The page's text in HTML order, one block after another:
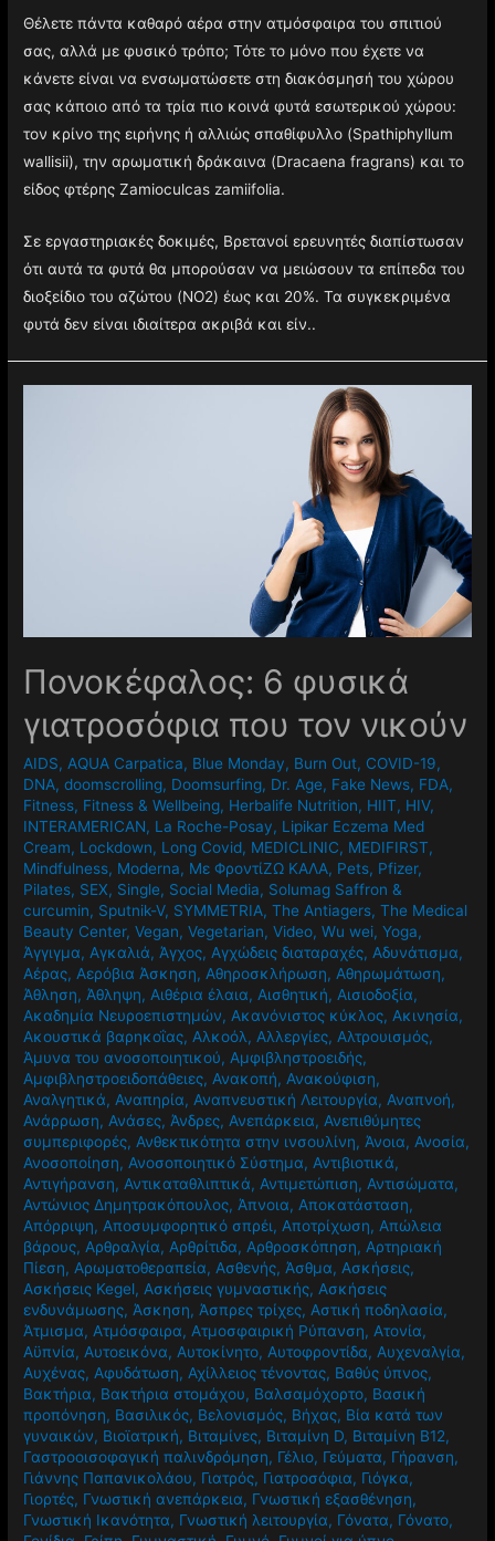
Θέλετε πάντα καθαρό αέρα στην ατμόσφαιρα του σπιτιού
σας, αλλά με φυσικό τρόπο; Τότε το μόνο που έχετε να
κάνετε είναι να ενσωματώσετε στη διακόσμησή του χώρου
σας κάποιο από τα τρία πιο κοινά φυτά εσωτερικού χώρου:
τον κρίνο της ειρήνης ή αλλιώς σπαθίφυλλο (Spathiphyllum
wallisii), την αρωματική δράκαινα (Dracaena fragrans) και το
είδος φτέρης Zamioculcas zamiifolia.
Σε εργαστηριακές δοκιμές, Βρετανοί ερευνητές διαπίστωσαν
ότι αυτά τα φυτά θα μπορούσαν να μειώσουν τα επίπεδα του
διοξείδιο του αζώτου (NO2) έως και 20%. Τα συγκεκριμένα
φυτά δεν είναι ιδιαίτερα ακριβά και είν..
Πονοκέφαλος: 6 φυσικά
γιατροσόφια που τον νικούν
AIDS, AQUA Carpatica, Blue Monday, Burn Out, COVID-19,
DNA,doomscrolling, Doomsurfing, Dr. Age, Fake News, FDA,
Fitness, Fitness & Wellbeing, Herbalife Nutrition, HIIT, HIV,
INTERAMERICAN, La Roche-Posay, Lipikar Eczema Med
Cream, Lockdown, Long Covid, MEDICLINIC, MEDIFIRST,
Mindfulness, Moderna, Mε ΦροντίΖΩ ΚΑΛΑ, Pets, Pfizer,
Pilates, SEX, Single, Social Media, Solumag Saffron &
curcumin, Sputnik-V, SYMMETRIA,The Antiagers,The Medical
Beauty Center,Vegan,Vegetarian,Video,Wu wei,Yoga,
Άγγιγμα, Αγκαλιά, Άγχος, Αγχώδεις διαταραχές, Αδυνάτισμα,
Αέρας, Αερόβια Άσκηση, Αθηροσκλήρωση, Αθηρωμάτωση,
Άθληση, Άθληψη, Αιθέρια έλαια, Αισθητική, Αισιοδοξία,
Ακαδημία Νευροεπιστημών, Ακανόνιστος κύκλος, Ακινησία,
Ακουστικά βαρηκοΐας, Αλκοόλ, Αλλεργίες, Αλτρουισμός,
Άμυνα του ανοσοποιητικού, Αμφιβληστροειδής,
Αμφιβληστροειδοπάθειες, Ανακοπή, Ανακούφιση,
Αναλγητικά, Αναπηρία, Αναπνευστική Λειτουργία, Αναπνοή,
Ανάρρωση, Ανάσες, Άνδρες, Ανεπάρκεια, Ανεπιθύμητες
συμπεριφορές, Ανθεκτικότητα στην ινσουλίνη, Άνοια, Ανοσία,
Ανοσοποίηση, Ανοσοποιητικό Σύστημα, Αντιβιοτικά,
Αντιγήρανση, Αντικαταθλιπτικά, Αντιμετώπιση, Αντισώματα,
Αντώνιος Δημητρακόπουλος, Άπνοια, Αποκατάσταση,
Απόρριψη, Αποσυμφορητικό σπρέι, Αποτρίχωση, Απώλεια
βάρους, Αρθραλγία, Αρθρίτιδα, Αρθροσκόπηση, Αρτηριακή
Πίεση, Αρωματοθεραπεία, Ασθενής, Άσθμα, Ασκήσεις,
Ασκήσεις Kegel, Ασκήσεις γυμναστικής, Ασκήσεις
ενδυνάμωσης, Άσκηση, Άσπρες τρίχες, Αστική ποδηλασία,
Άτμισμα, Ατμόσφαιρα, Ατμοσφαιρική Ρύπανση, Ατονία,
Αϋπνία, Αυτοεικόνα, Αυτοκίνητο, Αυτοφροντίδα, Αυχεναλγία,
Αυχένας, Αφυδάτωση, Αχίλλειος τένοντας, Βαθύς ύπνος,
Βακτήρια, Βακτήρια στομάχου, Βαλσαμόχορτο, Βασική
προπόνηση, Βασιλικός, Βελονισμός, Βήχας, Βία κατά των
γυναικών, Βιοϊατρική, Βιταμίνες, Βιταμίνη D, Βιταμίνη Β12,
Γαστροοισοφαγική παλινδρόμηση, Γέλιο, Γεύματα, Γήρανση,
Γιάννης Παπανικολάου, Γιατρός, Γιατροσόφια, Γιόγκα,
Γιορτές, Γνωστική ανεπάρκεια, Γνωστική εξασθένηση,
Γνωστική Ικανότητα, Γνωστική λειτουργία, Γόνατα, Γόνατο,